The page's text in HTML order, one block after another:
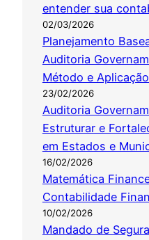
entender sua
02/03/2026
Planejamento
Auditoria
Método e
23/02/2026
Auditoria
Estruturar e
em Estados e
16/02/2026
Matemática
Contabilidade
10/02/2026
Mandado de